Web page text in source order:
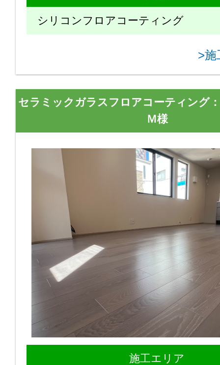
シリコンフロアコーティング
>施
セラミックガラスフロアコーティング
Ｍ様
施工エリア